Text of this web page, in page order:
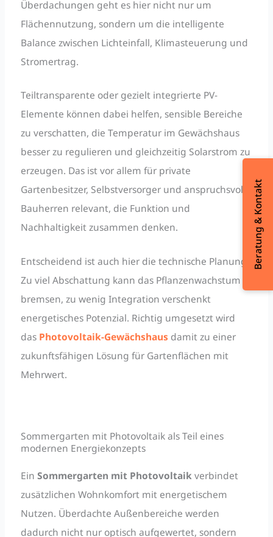
Überdachungen geht es hier nicht nur um
Flächennutzung, sondern um die intelligente
Balance zwischen Lichteinfall, Klimasteuerung und
Stromertrag.
Teiltransparente oder gezielt integrierte PV-
Elemente können dabei helfen, sensible Bereiche
zu verschatten, die Temperatur im Gewächshaus
besser zu regulieren und gleichzeitig Solarstrom zu
erzeugen. Das ist vor allem für private
Gartenbesitzer, Selbstversorger und anspruchsvolle
Bauherren relevant, die Funktion und
Nachhaltigkeit zusammen denken.
Entscheidend ist auch hier die technische Planung:
Zu viel Abschattung kann das Pflanzenwachstum
bremsen, zu wenig Integration verschenkt
energetisches Potenzial. Richtig umgesetzt wird
das Photovoltaik-Gewächshaus damit zu einer
zukunftsfähigen Lösung für Gartenflächen mit
Mehrwert.
Sommergarten mit Photovoltaik als Teil eines
modernen Energiekonzepts
Ein Sommergarten mit Photovoltaikverbindet
zusätzlichen Wohnkomfort mit energetischem
Nutzen. Überdachte Außenbereiche werden
dadurch nicht nur optisch aufgewertet, sondern
Beratung & Kontakt